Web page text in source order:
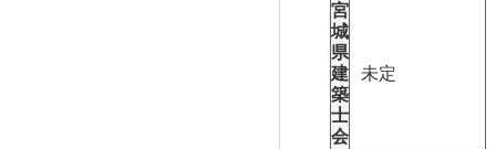
宮
城
県
建
築
士
会
未定